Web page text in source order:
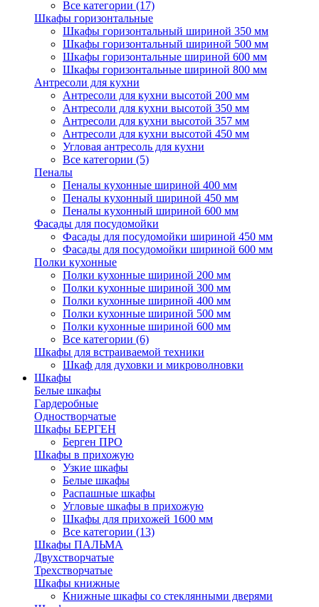
Все категории (17)
Шкафы горизонтальные
Шкафы горизонтальный шириной 350 мм
Шкафы горизонтальный шириной 500 мм
Шкафы горизонтальные шириной 600 мм
Шкафы горизонтальные шириной 800 мм
Антресоли для кухни
Антресоли для кухни высотой 200 мм
Антресоли для кухни высотой 350 мм
Антресоли для кухни высотой 357 мм
Антресоли для кухни высотой 450 мм
Угловая антресоль для кухни
Все категории (5)
Пеналы
Пеналы кухонные шириной 400 мм
Пеналы кухонный шириной 450 мм
Пеналы кухонный шириной 600 мм
Фасады для посудомойки
Фасады для посудомойки шириной 450 мм
Фасады для посудомойки шириной 600 мм
Полки кухонные
Полки кухонные шириной 200 мм
Полки кухонные шириной 300 мм
Полки кухонные шириной 400 мм
Полки кухонные шириной 500 мм
Полки кухонные шириной 600 мм
Все категории (6)
Шкафы для встраиваемой техники
Шкаф для духовки и микроволновки
Шкафы
Белые шкафы
Гардеробные
Одностворчатые
Шкафы БЕРГЕН
Берген ПРО
Шкафы в прихожую
Узкие шкафы
Белые шкафы
Распашные шкафы
Угловые шкафы в прихожую
Шкафы для прихожей 1600 мм
Все категории (13)
Шкафы ПАЛЬМА
Двухстворчатые
Трехстворчатые
Шкафы книжные
Книжные шкафы со стеклянными дверями